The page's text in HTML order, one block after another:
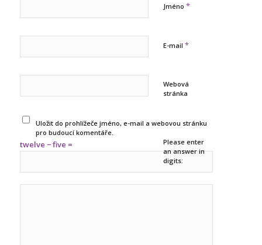
Jméno *
E-mail *
Webová
stránka
Uložit do prohlížeče jméno, e-mail a webovou stránku
pro budoucí komentáře.
Please enter
an answer in
digits:
twelve − five =